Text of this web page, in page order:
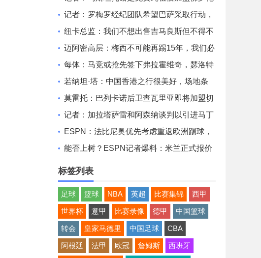
萨，后者承担全额薪水
记者：罗梅罗经纪团队希望巴萨采取行动，
但后者首选引进罗德里
纽卡总监：我们不想出售吉马良斯但不得不
权衡，他明确说出了意愿
迈阿密高层：梅西不可能再踢15年，我们必
须去规划“后梅西时代”
每体：马竞或抢先签下弗拉霍维奇，瑟洛特
去留成关键变量
若纳坦·塔：中国香港之行很美好，场地条
件一般 但我们踢得不错
莫雷托：巴列卡诺后卫查瓦里亚即将加盟切
尔西，很快就会官方宣布
记者：加拉塔萨雷和阿森纳谈判以引进马丁
内利，球员合同明夏到期
ESPN：法比尼奥优先考虑重返欧洲踢球，
而不是回到祖国巴西
能否上树？ESPN记者爆料：米兰正式报价
博卡青年中场帕雷德斯
标签列表
足球 篮球 NBA 英超 比赛集锦 西甲
世界杯 意甲 比赛录像 德甲 中国篮球
转会 皇家马德里 中国足球 CBA
阿根廷 法甲 欧冠 詹姆斯 西班牙